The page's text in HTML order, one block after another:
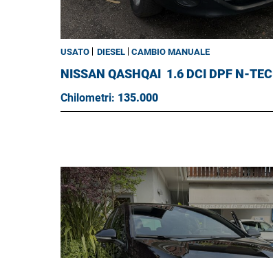
USATO DIESEL CAMBIO MANUALE
NISSAN QASHQAI 1.6 DCI DPF N-TEC
Chilometri: 135.000